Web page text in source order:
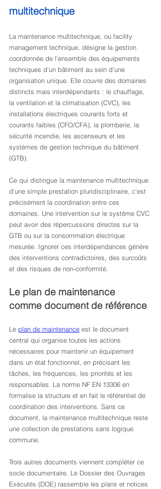
multitechnique
La maintenance multitechnique, ou facility
management technique, désigne la gestion
coordonnée de l’ensemble des équipements
techniques d’un bâtiment au sein d’une
organisation unique. Elle couvre des domaines
distincts mais interdépendants : le chauffage,
la ventilation et la climatisation (CVC), les
installations électriques courants forts et
courants faibles (CFO/CFA), la plomberie, la
sécurité incendie, les ascenseurs et les
systèmes de gestion technique du bâtiment
(GTB).
Ce qui distingue la maintenance multitechnique
d’une simple prestation pluridisciplinaire, c’est
précisément la coordination entre ces
domaines. Une intervention sur le système CVC
peut avoir des répercussions directes sur la
GTB ou sur la consommation électrique
mesurée. Ignorer ces interdépendances génère
des interventions contradictoires, des surcoûts
et des risques de non-conformité.
Le plan de maintenance
comme document de référence
Le plan de maintenance est le document
central qui organise toutes les actions
nécessaires pour maintenir un équipement
dans un état fonctionnel, en précisant les
tâches, les fréquences, les priorités et les
responsables. La norme NF EN 13306 en
formalise la structure et en fait le référentiel de
coordination des interventions. Sans ce
document, la maintenance multitechnique reste
une collection de prestations sans logique
commune.
Trois autres documents viennent compléter ce
socle documentaire. Le Dossier des Ouvrages
Exécutés (DOE) rassemble les plans et notices